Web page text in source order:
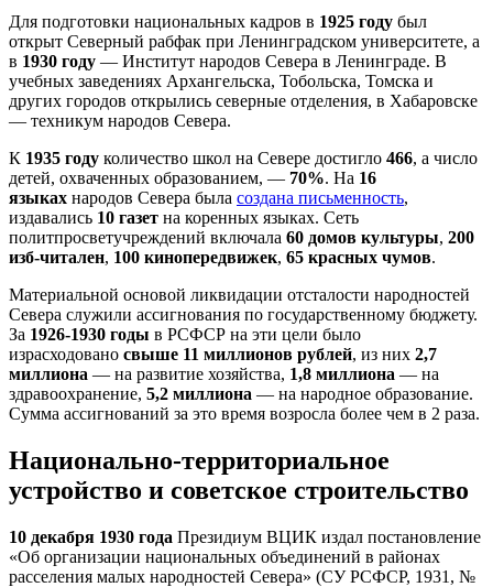
Для подготовки национальных кадров в 1925 году был
открыт Северный рабфак при Ленинградском университете, а
в 1930 году — Институт народов Севера в Ленинграде. В
учебных заведениях Архангельска, Тобольска, Томска и
других городов открылись северные отделения, в Хабаровске
— техникум народов Севера.
К 1935 году количество школ на Севере достигло 466, а число
детей, охваченных образованием, — 70%. На 16
языках народов Севера была создана письменность,
издавались 10 газет на коренных языках. Сеть
политпросветучреждений включала 60 домов культуры, 200
изб-читален, 100 кинопередвижек, 65 красных чумов.
Материальной основой ликвидации отсталости народностей
Севера служили ассигнования по государственному бюджету.
За 1926-1930 годы в РСФСР на эти цели было
израсходовано свыше 11 миллионов рублей, из них 2,7
миллиона — на развитие хозяйства, 1,8 миллиона — на
здравоохранение, 5,2 миллиона — на народное образование.
Сумма ассигнований за это время возросла более чем в 2 раза.
Национально-территориальное
устройство и советское строительство
10 декабря 1930 года Президиум ВЦИК издал постановление
«Об организации национальных объединений в районах
расселения малых народностей Севера» (СУ РСФСР, 1931, №